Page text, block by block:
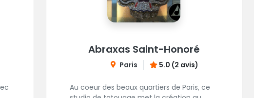
Abraxas Saint-Honoré
Paris 5.0 (2 avis)
Au coeur des beaux quartiers de Paris, ce